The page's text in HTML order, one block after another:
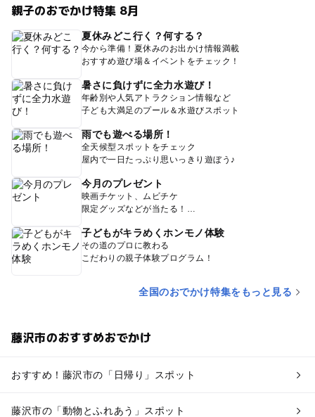
親子のおでかけ特集 8月
夏休みどこ行く？何する？
今から準備！夏休みのお出かけ情報満載
おすすめ遊び場＆イベントをチェック！
暑さに負けずに全力水遊び！
年齢別や人気アトラクション情報など
子ども大満足のプール＆水遊びスポット
雨でも遊べる場所！
全天候型スポットをチェック
屋内で一日たっぷり思いっきり遊ぼう♪
今月のプレゼント
映画チケット、ムビチケ
限定グッズなどが当たる！
子どもがキラめくホンモノ体験
その道のプロに教わる
こだわりの親子体験プログラム！
全国のおでかけ特集をもっと見る
藤沢市のおすすめおでかけ
おすすめ！藤沢市の「日帰り」スポット
藤沢市の「動物とふれあう」スポット